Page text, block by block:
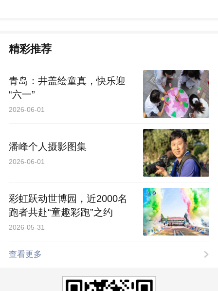
精彩推荐
青岛：井盖绘童真，快乐迎
“六一”
2026-06-01
潘峰个人摄影图集
2026-06-01
彩虹跃动世博园，近2000名
跑者共赴“童趣彩跑”之约
2026-05-31
查看更多